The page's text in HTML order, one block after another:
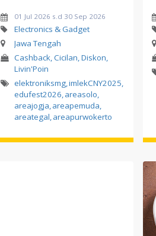
01 Jul 2026 s.d 30 Sep 2026
Electronics & Gadget
Jawa Tengah
Cashback, Cicilan, Diskon,
Livin'Poin
elektroniksmg,imlekCNY2025,
edufest2026,areasolo,
areajogja,areapemuda,
areategal,areapurwokerto